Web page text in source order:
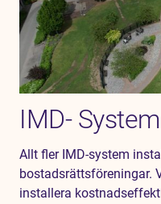
IMD- System
Allt fler IMD-system
bostadsrättsföreningar.
installera